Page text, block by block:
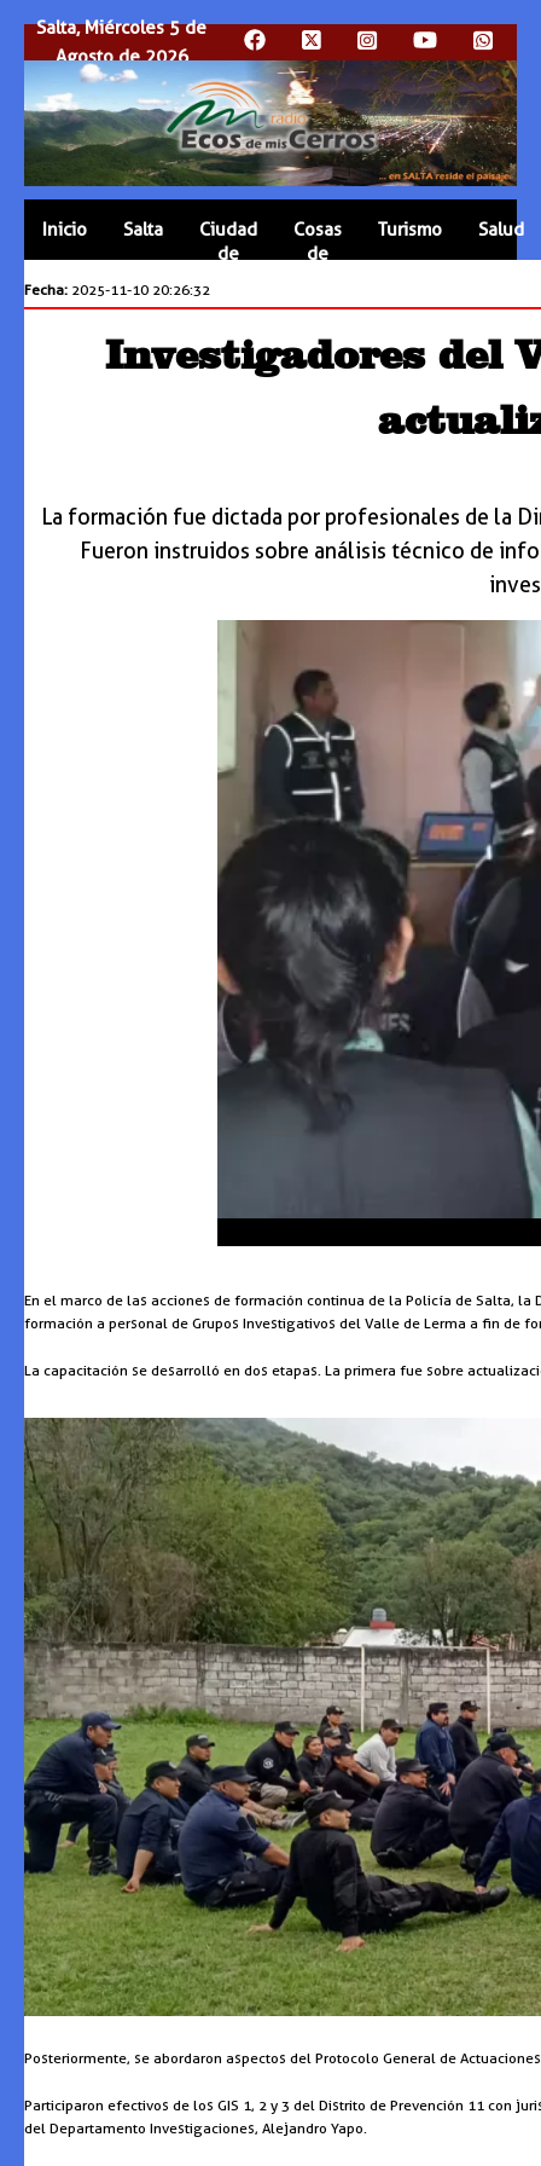
Salta, Miércoles 5 de
Agosto de 2026
Inicio Salta
Ciudad
de
Cosas
de
Turismo Salud
Fecha: 2025-11-10 20:26:32
Investigadores del
La formación fue dictada por profesionales de la
Fueron instruidos sobre análisis técnico de
En el marco de las acciones de formación continua de la Policía de Salta,
formación a personal de Grupos Investigativos del Valle de Lerma a fin de
La capacitación se desarrolló en dos etapas. La primera fue sobre
Posteriormente, se abordaron aspectos del Protocolo General de
Participaron efectivos de los GIS 1, 2 y 3 del Distrito de Prevención 11 con
del Departamento Investigaciones, Alejandro Yapo.